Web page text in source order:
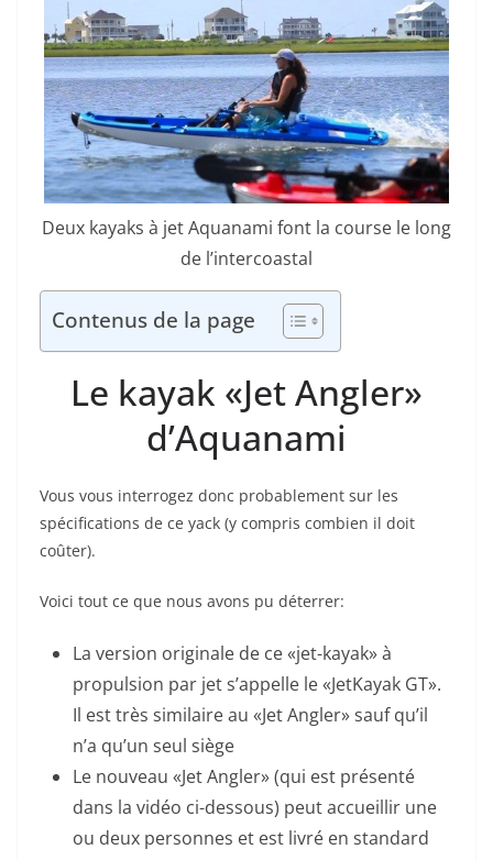
Deux kayaks à jet Aquanami font la course le long
de l’intercoastal
Contenus de la page
Le kayak «Jet Angler»
d’Aquanami
Vous vous interrogez donc probablement sur les
spécifications de ce yack (y compris combien il doit
coûter).
Voici tout ce que nous avons pu déterrer:
La version originale de ce «jet-kayak» à
propulsion par jet s’appelle le «JetKayak GT».
Il est très similaire au «Jet Angler» sauf qu’il
n’a qu’un seul siège
Le nouveau «Jet Angler» (qui est présenté
dans la vidéo ci-dessous) peut accueillir une
ou deux personnes et est livré en standard